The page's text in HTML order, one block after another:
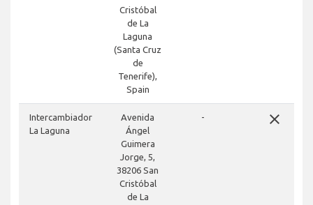
Cristóbal
de La
Laguna
(Santa Cruz
de
Tenerife),
Spain
Intercambiador
La Laguna
Avenida
Ángel
Guimera
Jorge, 5,
38206 San
Cristóbal
de La
- close